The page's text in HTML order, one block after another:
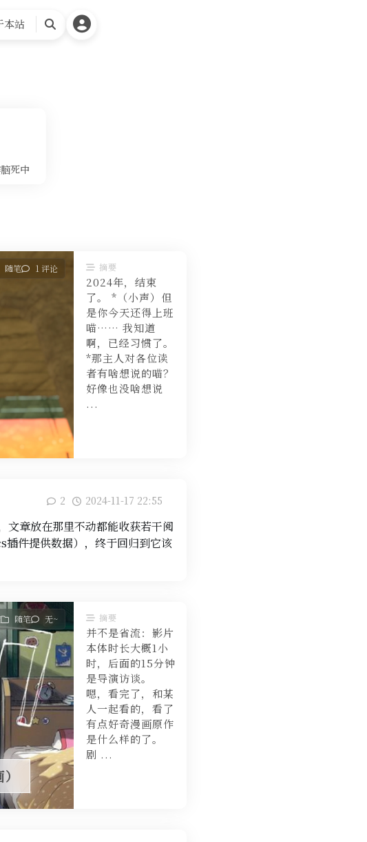
本站
搜
死中
随笔 1 评论 摘要
2024年，结束
了。 *（小声）但
是你今天还得上班
喵…… 我知道
啊，已经习惯了。
*那主人对各位读
者有啥想说的喵？
好像也没啥想说
...
2 2024-11-17 22:55
文章放在那里不动都能收获若干阅
件提供数据），终于回归到它该
随笔 无~ 摘要
并不是省流：影片
本体时长大概1小
时，后面的15分钟
是导演访谈。
嗯，看完了，和某
人一起看的，看了
有点好奇漫画原作
是什么样的了。
剧 ...